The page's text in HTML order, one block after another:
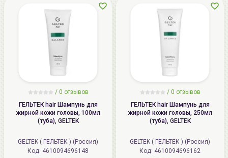
/ 0 отзывов
ГЕЛЬТЕК hair Шампунь для
жирной кожи головы, 100мл
(туба), GELTEK
GELTEK ( ГЕЛЬТЕК ) (Россия)
Код: 4610094696148
/ 0 отзывов
ГЕЛЬТЕК hair Шампунь для
жирной кожи головы, 250мл
(туба), GELTEK
GELTEK ( ГЕЛЬТЕК ) (Россия)
Код: 4610094696162